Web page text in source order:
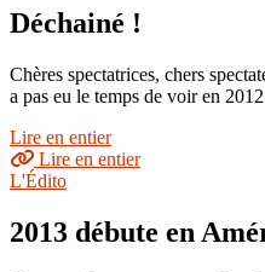
Déchainé !
Chères spectatrices, chers
a pas eu le temps de voir en
Lire en entier
Lire en entier
L'Édito
2013 débute en